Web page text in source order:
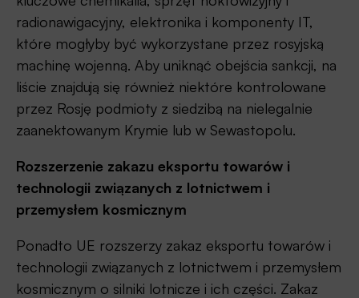
radionawigacyjny, elektronika i komponenty IT,
które mogłyby być wykorzystane przez rosyjską
machinę wojenną. Aby uniknąć obejścia sankcji, na
liście znajdują się również niektóre kontrolowane
przez Rosję podmioty z siedzibą na nielegalnie
zaanektowanym Krymie lub w Sewastopolu.
Rozszerzenie zakazu eksportu towarów i
technologii związanych z lotnictwem i
przemysłem kosmicznym
Ponadto UE rozszerzy zakaz eksportu towarów i
technologii związanych z lotnictwem i przemysłem
kosmicznym o silniki lotnicze i ich części. Zakaz